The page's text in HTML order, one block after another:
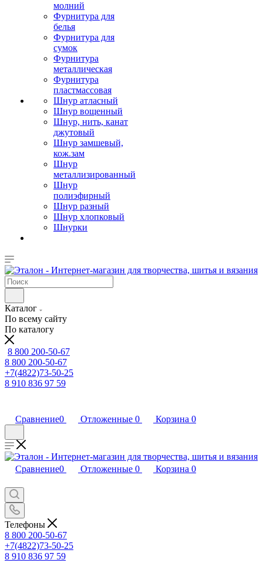
молний
Фурнитура для
белья
Фурнитура для
сумок
Фурнитура
металлическая
Фурнитура
пластмассовая
Шнур атласный
Шнур вощенный
Шнур, нить, канат
джутовый
Шнур замшевый,
кож.зам
Шнур
металлизированный
Шнур
полиэфирный
Шнур разный
Шнур хлопковый
Шнурки
Каталог
По всему сайту
По каталогу
8 800 200-50-67
8 800 200-50-67
+7(4822)73-50-25
8 910 836 97 59
Сравнение0 Отложенные 0 Корзина 0
Сравнение0 Отложенные 0 Корзина 0
Телефоны
8 800 200-50-67
+7(4822)73-50-25
8 910 836 97 59